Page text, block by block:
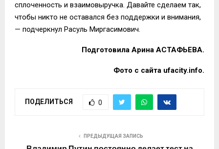
сплоченность и взаимовыручка. Давайте сделаем так,
чтобы никто не оставался без поддержки и внимания,
— подчеркнул Расуль Миргасимович.
Подготовила Арина АСТАФЬЕВА.
Фото с сайта ufacity.info.
ПОДЕЛИТЬСЯ 0
ПРЕДЫДУЩАЯ ЗАПИСЬ